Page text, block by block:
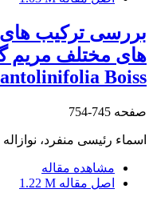
بررسی ترکیب
Boiss.)
صفحه 745-754
اسماء رئیسی منفرد،
مشاهده مقاله
اصل مقاله 1.22 M